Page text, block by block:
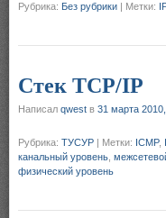
Рубрика: Без рубрики | Метки: IP
Cтек TCP/IP
Написал qwest в 31 марта
Рубрика: ТУСУР | Метки: ICMP,
канальный уровень
физический уровень